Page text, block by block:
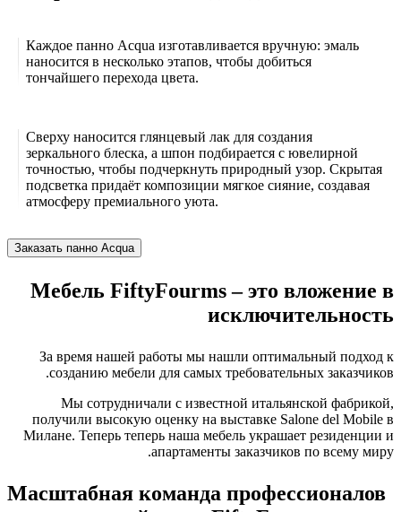
Каждое панно Acqua изготавливается вручную: эмаль
наносится в несколько этапов, чтобы добиться
тончайшего перехода цвета.
Сверху наносится глянцевый лак для создания
зеркального блеска, а шпон подбирается с ювелирной
точностью, чтобы подчеркнуть природный узор. Скрытая
подсветка придаёт композиции мягкое сияние, создавая
атмосферу премиального уюта.
Заказать панно Acqua
Мебель FiftyFourms – это вложение в
исключительность
За время нашей работы мы нашли оптимальный подход к
созданию мебели для самых требовательных заказчиков.
Мы сотрудничали с известной итальянской фабрикой,
получили высокую оценку на выставке Salone del Mobile в
Милане. Теперь теперь наша мебель украшает резиденции и
апартаменты заказчиков по всему миру.
Масштабная команда профессионалов